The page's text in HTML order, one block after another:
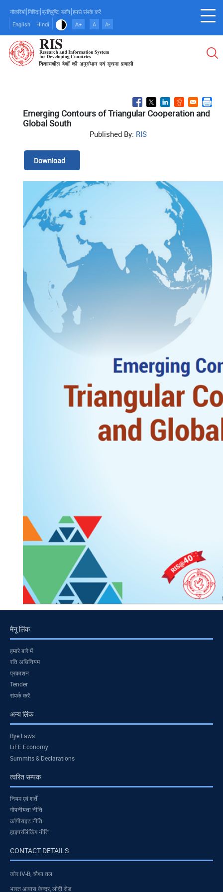
main
content
नौकरियां निविदा प्रतिपुष्टि ब्लॉग हमसे संपर्क करें
English
Hindi A+ A A-
Emerging Contours of Triangular Cooperation and
Global South
Published By: RIS
Download
मेनू लिंक
हमारे बारे में
रति अधिनियम
प्रकाशन
Tender
संपर्क करें
अन्य लिंक
Bye Laws
LiFE Economy
Summits & Declarations
त्वरित सम्पक
नियम एवं शर्तें
गोपनीयता नीति
कॉपीराइट नीति
हाइपरलिंकिंग नीति
CONTACT DETAILS
कोर IV-B, चौथा तल
भारत आवास केन्द्र, लोदी रोड